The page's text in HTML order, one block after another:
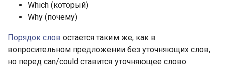
Which (который)
Why (почему)
Порядок слов остается таким же, как в
вопросительном предложении без уточняющих слов,
но перед can/could ставится уточняющее слово: